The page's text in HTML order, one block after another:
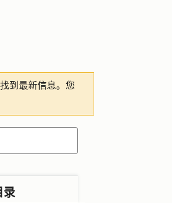
到最新信息。您
录